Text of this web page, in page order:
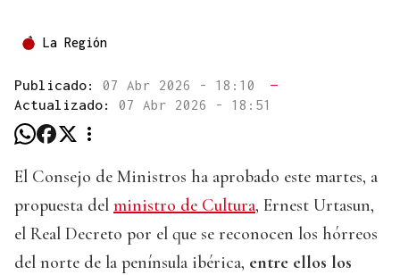
La Región
Publicado: 07 Abr 2026 - 18:10
—
Actualizado: 07 Abr 2026 - 18:51
El Consejo de Ministros ha aprobado este martes, a
propuesta del ministro de Cultura, Ernest Urtasun,
el Real Decreto por el que se reconocen los hórreos
del norte de la península ibérica, entre ellos los